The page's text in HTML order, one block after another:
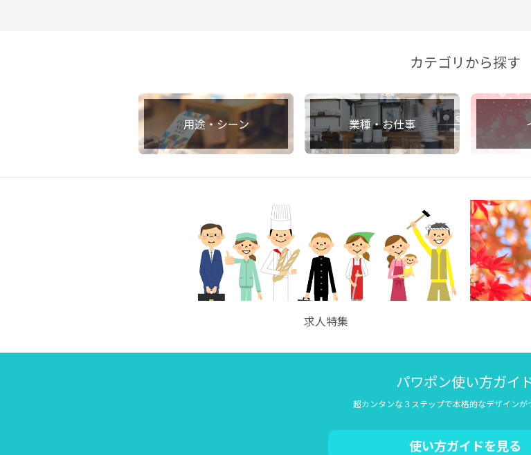
カテゴリから探す
用途・シーン 業種・お仕事
求人特集
パワポン使い方ガイ
超カンタンな３ステップで本格的なデザインが
使い方ガイドを見る